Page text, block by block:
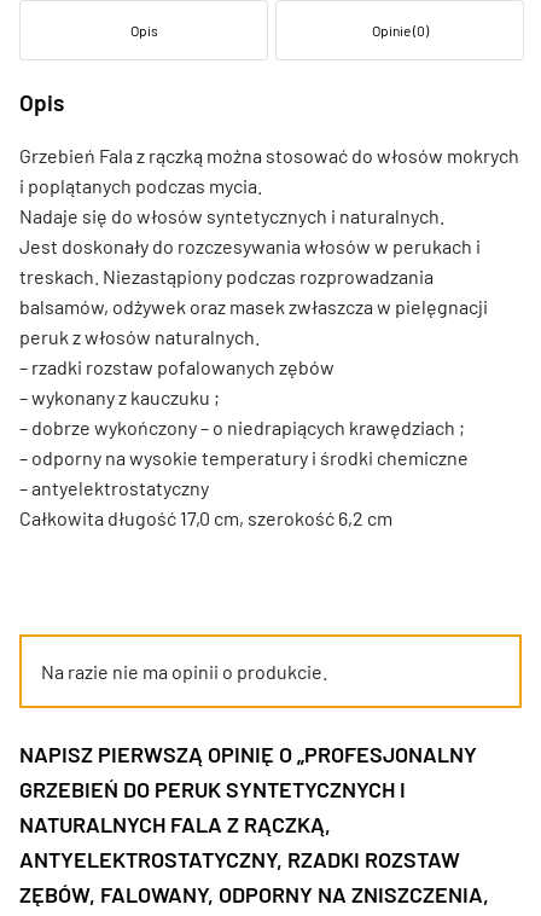
Opis Opinie (0)
Opis
Grzebień Fala z rączką można stosować do włosów mokrych
i poplątanych podczas mycia.
Nadaje się do włosów syntetycznych i naturalnych.
Jest doskonały do rozczesywania włosów w perukach i
treskach. Niezastąpiony podczas rozprowadzania
balsamów, odżywek oraz masek zwłaszcza w pielęgnacji
peruk z włosów naturalnych.
– rzadki rozstaw pofalowanych zębów
– wykonany z kauczuku ;
– dobrze wykończony – o niedrapiących krawędziach ;
– odporny na wysokie temperatury i środki chemiczne
– antyelektrostatyczny
Całkowita długość 17,0 cm, szerokość 6,2 cm
Na razie nie ma opinii o produkcie.
NAPISZ PIERWSZĄ OPINIĘ O „PROFESJONALNY
GRZEBIEŃ DO PERUK SYNTETYCZNYCH I
NATURALNYCH FALA Z RĄCZKĄ,
ANTYELEKTROSTATYCZNY, RZADKI ROZSTAW
ZĘBÓW, FALOWANY, ODPORNY NA ZNISZCZENIA,